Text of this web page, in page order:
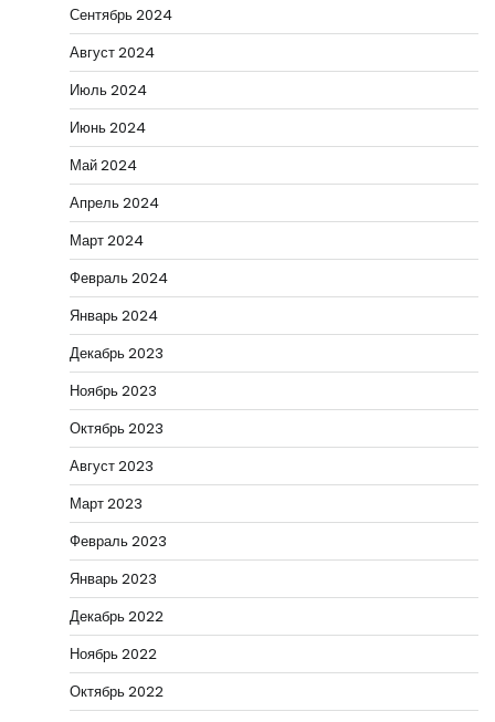
Сентябрь 2024
Август 2024
Июль 2024
Июнь 2024
Май 2024
Апрель 2024
Март 2024
Февраль 2024
Январь 2024
Декабрь 2023
Ноябрь 2023
Октябрь 2023
Август 2023
Март 2023
Февраль 2023
Январь 2023
Декабрь 2022
Ноябрь 2022
Октябрь 2022